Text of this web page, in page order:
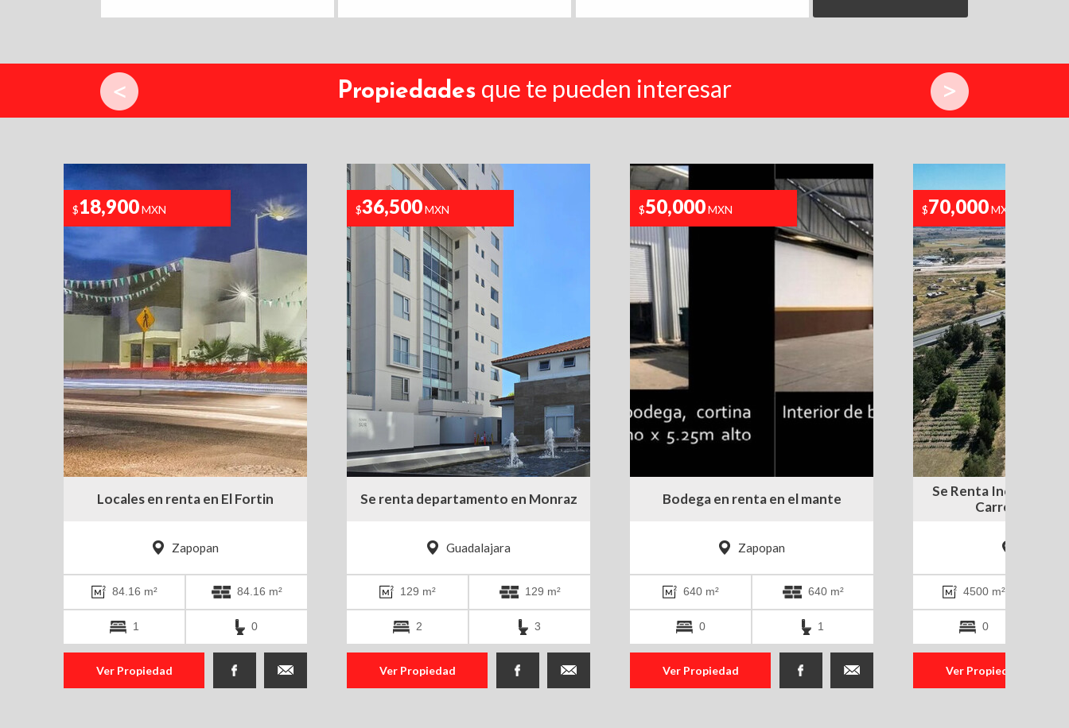
Propiedades que te pueden interesar
$18,900MXN
Locales en renta en El Fortin
Zapopan
84.16 m² 84.16 m²
1 0
Ver Propiedad
$36,500MXN
Se renta departamento en Monraz
Guadalajara
129 m² 129 m²
2 3
Ver Propiedad
$50,000MXN
Bodega en renta en el mante
Zapopan
640 m² 640 m²
0 1
Ver Propiedad
$70,000MXN
Se Renta Increible
Carretera
4500 m²
0
Ver Propiedad